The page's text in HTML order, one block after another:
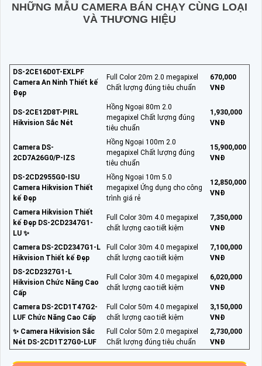
NHỮNG MẪU CAMERA BÁN CHẠY CÙNG LOẠI
VÀ THƯƠNG HIỆU
DS-2CE16D0T-EXLPF
Camera An Ninh Thiết kế
Đẹp
Full Color 20m 2.0 megapixel
Chất lượng đúng tiêu chuẩn
670,000
VNĐ
DS-2CE12D8T-PIRL
Hikvision Sắc Nét
Hồng Ngoại 80m 2.0
megapixel Chất lượng đúng
tiêu chuẩn
1,930,000
VNĐ
Camera DS-
2CD7A26G0/P-IZS
Hồng Ngoại 100m 2.0
megapixel Chất lượng đúng
tiêu chuẩn
15,900,000
VNĐ
DS-2CD2955G0-ISU
Camera Hikvision Thiết
kế Đẹp
Hồng Ngoại 10m 5.0
megapixel Ứng dụng cho công
trình giá rẻ
12,850,000
VNĐ
Camera Hikvision Thiết
kế Đẹp DS-2CD2347G1-
LU ✨
Full Color 30m 4.0 megapixel
chất lượng cao tiết kiệm
7,350,000
VNĐ
Camera DS-2CD2347G1-L
Hikvision Thiết kế Đẹp
Full Color 30m 4.0 megapixel
chất lượng cao tiết kiệm
7,100,000
VNĐ
DS-2CD2327G1-L
Hikvision Chức Năng Cao
Cấp
Full Color 30m 4.0 megapixel
chất lượng cao tiết kiệm
6,020,000
VNĐ
Camera DS-2CD1T47G2-
LUF Chức Năng Cao Cấp
Full Color 50m 4.0 megapixel
chất lượng cao tiết kiệm
3,150,000
VNĐ
✨ Camera Hikvision Sắc
Nét DS-2CD1T27G0-LUF
Full Color 50m 2.0 megapixel
Chất lượng đúng tiêu chuẩn
2,730,000
VNĐ